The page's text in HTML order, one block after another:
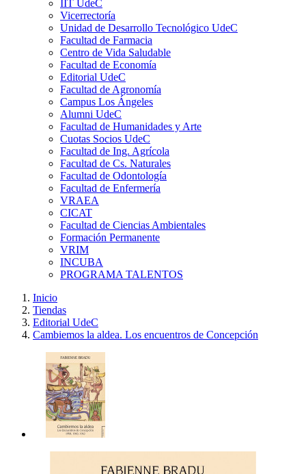
IIT UdeC
Vicerrectoría
Unidad de Desarrollo Tecnológico UdeC
Facultad de Farmacia
Centro de Vida Saludable
Facultad de Economía
Editorial UdeC
Facultad de Agronomía
Campus Los Ángeles
Alumni UdeC
Facultad de Humanidades y Arte
Cuotas Socios UdeC
Facultad de Ing. Agrícola
Facultad de Cs. Naturales
Facultad de Odontología
Facultad de Enfermería
VRAEA
CICAT
Facultad de Ciencias Ambientales
Formación Permanente
VRIM
INCUBA
PROGRAMA TALENTOS
Inicio
Tiendas
Editorial UdeC
Cambiemos la aldea. Los encuentros de Concepción